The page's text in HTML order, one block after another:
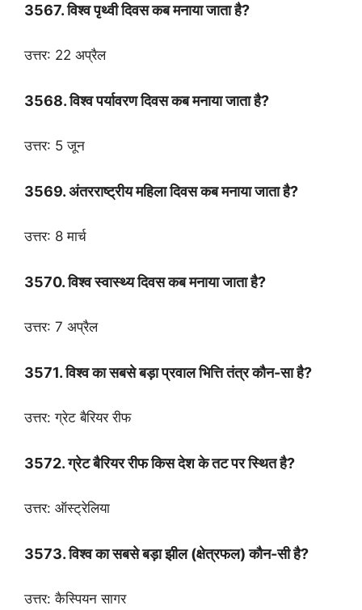
3567. विश्व पृथ्वी दिवस कब मनाया जाता है?
उत्तर: 22 अप्रैल
3568. विश्व पर्यावरण दिवस कब मनाया जाता है?
उत्तर: 5 जून
3569. अंतरराष्ट्रीय महिला दिवस कब मनाया जाता है?
उत्तर: 8 मार्च
3570. विश्व स्वास्थ्य दिवस कब मनाया जाता है?
उत्तर: 7 अप्रैल
3571. विश्व का सबसे बड़ा प्रवाल भित्ति तंत्र कौन-सा है?
उत्तर: ग्रेट बैरियर रीफ
3572. ग्रेट बैरियर रीफ किस देश के तट पर स्थित है?
उत्तर: ऑस्ट्रेलिया
3573. विश्व का सबसे बड़ा झील (क्षेत्रफल) कौन-सी है?
उत्तर: कैस्पियन सागर